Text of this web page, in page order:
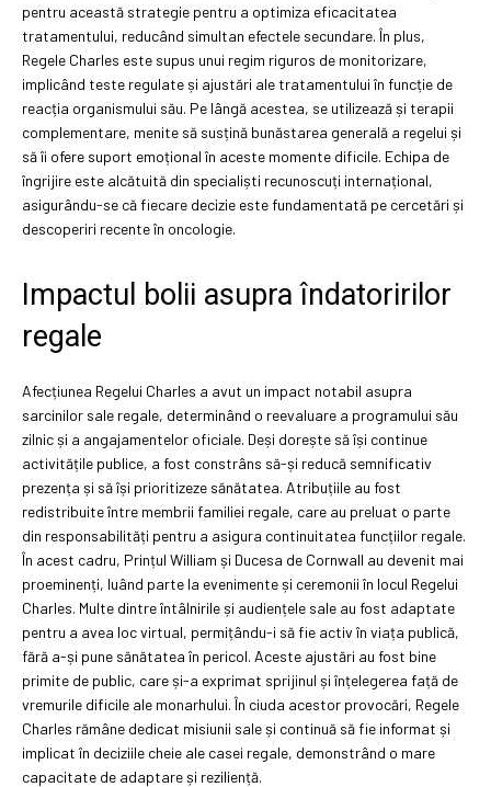
pentru această strategie pentru a optimiza eficacitatea
tratamentului, reducând simultan efectele secundare. În plus,
Regele Charles este supus unui regim riguros de monitorizare,
implicând teste regulate și ajustări ale tratamentului în funcție de
reacția organismului său. Pe lângă acestea, se utilizează și terapii
complementare, menite să susțină bunăstarea generală a regelui și
să îi ofere suport emoțional în aceste momente dificile. Echipa de
îngrijire este alcătuită din specialiști recunoscuți internațional,
asigurându-se că fiecare decizie este fundamentată pe cercetări și
descoperiri recente în oncologie.
Impactul bolii asupra îndatoririlor
regale
Afecțiunea Regelui Charles a avut un impact notabil asupra
sarcinilor sale regale, determinând o reevaluare a programului său
zilnic și a angajamentelor oficiale. Deși dorește să își continue
activitățile publice, a fost constrâns să-și reducă semnificativ
prezența și să își prioritizeze sănătatea. Atribuțiile au fost
redistribuite între membrii familiei regale, care au preluat o parte
din responsabilități pentru a asigura continuitatea funcțiilor regale.
În acest cadru, Prințul William și Ducesa de Cornwall au devenit mai
proeminenți, luând parte la evenimente și ceremonii în locul Regelui
Charles. Multe dintre întâlnirile și audiențele sale au fost adaptate
pentru a avea loc virtual, permițându-i să fie activ în viața publică,
fără a-și pune sănătatea în pericol. Aceste ajustări au fost bine
primite de public, care și-a exprimat sprijinul și înțelegerea față de
vremurile dificile ale monarhului. În ciuda acestor provocări, Regele
Charles rămâne dedicat misiunii sale și continuă să fie informat și
implicat în deciziile cheie ale casei regale, demonstrând o mare
capacitate de adaptare și reziliență.